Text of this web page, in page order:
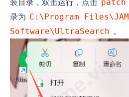
patch
录为 C:\Program Files\JAM
Software\UltraSearch 。